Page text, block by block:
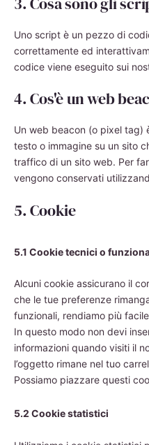
Uno script è un pezzo di
correttamente ed
codice viene eseguito sui
4. Cos'è un web
Un web beacon (o pixel tag)
testo o immagine su un sito
traffico di un sito web. Per
vengono conservati
5. Cookie
5.1 Cookie tecnici o
Alcuni cookie assicurano il
che le tue preferenze
funzionali, rendiamo più
In questo modo non devi
informazioni quando visiti il
l’oggetto rimane nel tuo
Possiamo piazzare questi
5.2 Cookie statistici